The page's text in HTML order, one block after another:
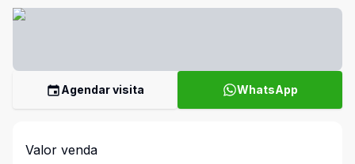
Agendar visita WhatsApp
Valor venda